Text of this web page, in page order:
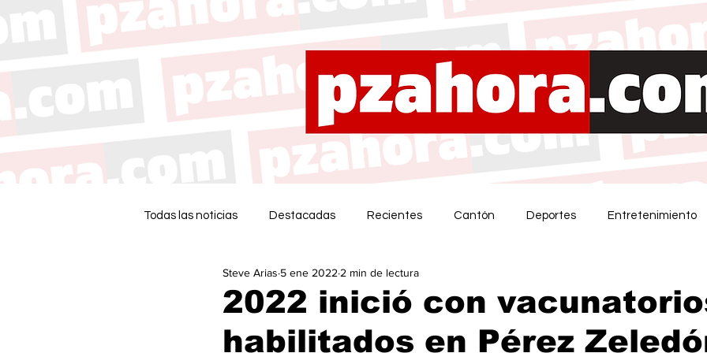
Todas las noticias Destacadas Recientes Cantón Deportes Entretenimiento
2022 inició con
habilitados en Pérez
Steve Arias 5 ene 2022 2 min de lectura